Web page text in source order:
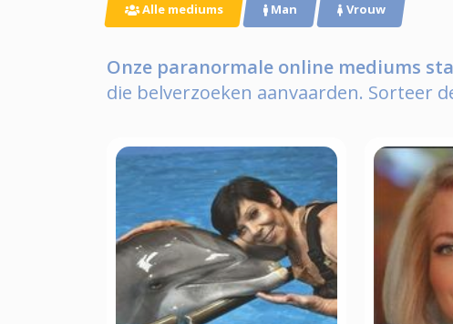
Alle mediums Man Vrouw
Onze paranormale online mediums
die belverzoeken aanvaarden. Sorteer